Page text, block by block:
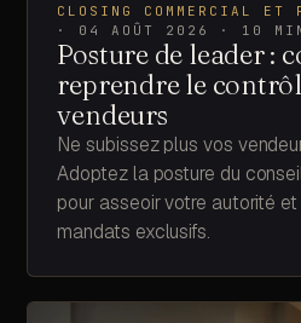
· SASU MOMENTUM PULSE
CLOSING COMMERCIAL ET
· 04 AOÛT 2026 · 10
Posture de leader :
reprendre le
vendeurs
Ne subissez plus vos
Adoptez la posture du
pour asseoir votre autorité
mandats exclusifs.